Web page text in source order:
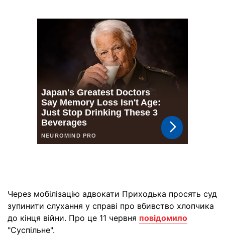
Через мобілізацію адвокати Приходька просять суд
зупинити слухання у справі про вбивство хлопчика
до кінця війни. Про це 11 червня повідомило
"Суспільне".